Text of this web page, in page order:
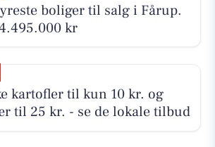
boliger til salg i Fårup.
kr
kartofler til kun 10 kr. og
til 25 kr. - se de lokale tilbud